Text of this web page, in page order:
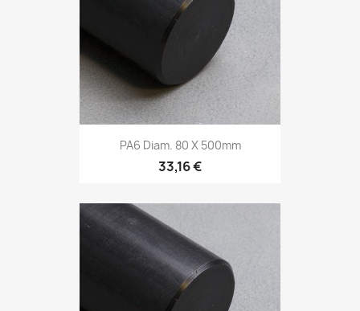
PA6 Diam. 80 X 500mm
33,16 €